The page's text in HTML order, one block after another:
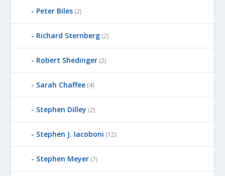
Peter Biles (2)
Richard Sternberg (2)
Robert Shedinger (2)
Sarah Chaffee (4)
Stephen Dilley (2)
Stephen J. Iacoboni (12)
Stephen Meyer (7)